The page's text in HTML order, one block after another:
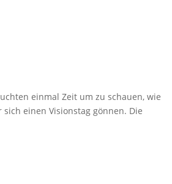
einmal Zeit um zu schauen, wie
einen Visionstag gönnen. Die